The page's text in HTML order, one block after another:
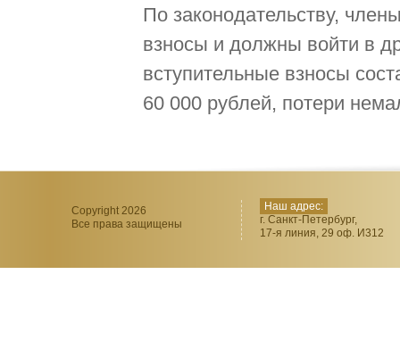
По законодательству,
взносы и должны войти в
вступительные взносы
60 000 рублей, потери
Copyright 2026
Все права защищены
Наш адрес:
г. Санкт-Петербург,
17-я линия, 29 оф. И312